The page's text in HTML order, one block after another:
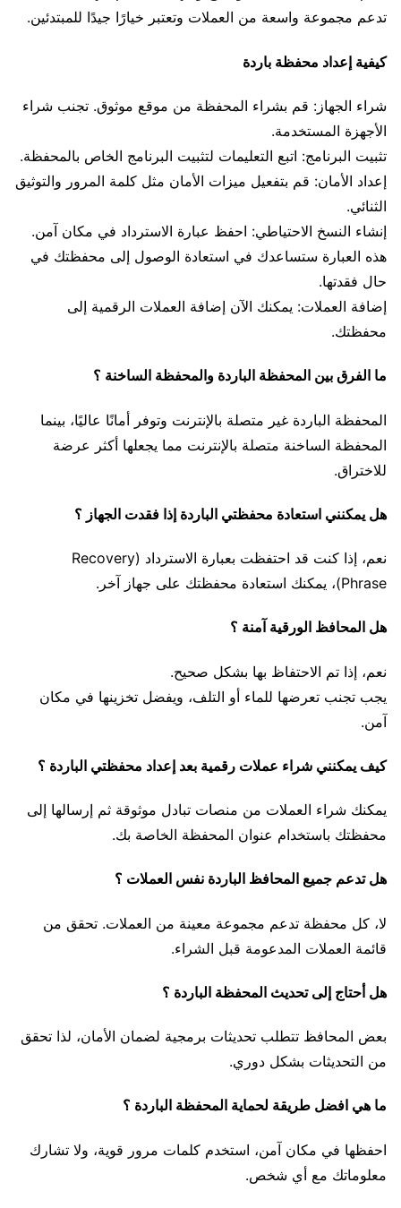
تدعم مجموعة واسعة من العملات وتعتبر خيارًا جيدًا للمبتدئين.
كيفية إعداد محفظة باردة
شراء الجهاز: قم بشراء المحفظة من موقع موثوق. تجنب شراء
الأجهزة المستخدمة.
تثبيت البرنامج: اتبع التعليمات لتثبيت البرنامج الخاص بالمحفظة.
إعداد الأمان: قم بتفعيل ميزات الأمان مثل كلمة المرور والتوثيق
الثنائي.
إنشاء النسخ الاحتياطي: احفظ عبارة الاسترداد في مكان آمن.
هذه العبارة ستساعدك في استعادة الوصول إلى محفظتك في
حال فقدتها.
إضافة العملات: يمكنك الآن إضافة العملات الرقمية إلى
محفظتك.
ما الفرق بين المحفظة الباردة والمحفظة الساخنة ؟
المحفظة الباردة غير متصلة بالإنترنت وتوفر أمانًا عاليًا، بينما
المحفظة الساخنة متصلة بالإنترنت مما يجعلها أكثر عرضة
للاختراق.
هل يمكنني استعادة محفظتي الباردة إذا فقدت الجهاز ؟
نعم، إذا كنت قد احتفظت بعبارة الاسترداد (Recovery
Phrase)، يمكنك استعادة محفظتك على جهاز آخر.
هل المحافظ الورقية آمنة ؟
نعم، إذا تم الاحتفاظ بها بشكل صحيح.
يجب تجنب تعرضها للماء أو التلف، ويفضل تخزينها في مكان
آمن.
كيف يمكنني شراء عملات رقمية بعد إعداد محفظتي الباردة ؟
يمكنك شراء العملات من منصات تبادل موثوقة ثم إرسالها إلى
محفظتك باستخدام عنوان المحفظة الخاصة بك.
هل تدعم جميع المحافظ الباردة نفس العملات ؟
لا، كل محفظة تدعم مجموعة معينة من العملات. تحقق من
قائمة العملات المدعومة قبل الشراء.
هل أحتاج إلى تحديث المحفظة الباردة ؟
بعض المحافظ تتطلب تحديثات برمجية لضمان الأمان، لذا تحقق
من التحديثات بشكل دوري.
ما هي افضل طريقة لحماية المحفظة الباردة ؟
احفظها في مكان آمن، استخدم كلمات مرور قوية، ولا تشارك
معلوماتك مع أي شخص.